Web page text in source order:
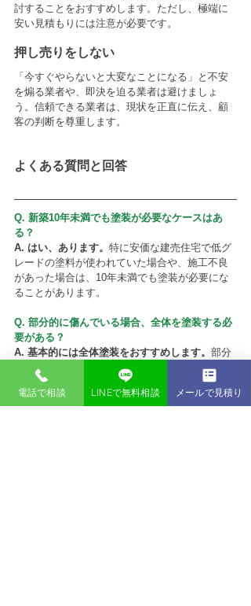
討することをおすすめします。ただし、極端に
安い見積もりには注意が必要です。
押し売りをしない
「今すぐやらないと大変なことになる」と不安
を煽る業者や、即決を迫る業者は避けましょ
う。信頼できる業者は、現状を正直に伝え、顧
客の判断を尊重します。
よくある質問と回答
Q. 新築10年未満でも塗装が必要なケースはあ
る？
A. はい、あります。 特に安価な建売住宅で低グ
レードの塗料が使われていた場合や、施工不良
があった場合は、10年未満でも塗装が必要にな
ることがあります。
Q. 部分的に傷んでいる場合、全体を塗装する必
要がある？
A. 基本的には全体塗装をおすすめします。 部分
塗装は色ムラが目立ちやすく、足場代も変わら
ないため、コストパフォーマンスが悪くなりま
す。
電話で相談 LINEで無料相談 メールで見積り